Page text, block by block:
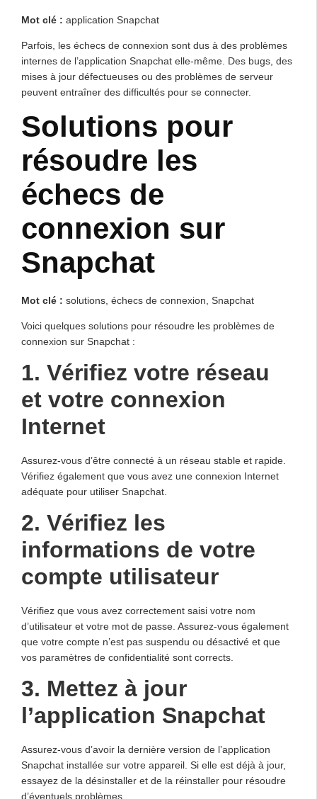
Mot clé : application Snapchat
Parfois, les échecs de connexion sont dus à des problèmes
internes de l’application Snapchat elle-même. Des bugs, des
mises à jour défectueuses ou des problèmes de serveur
peuvent entraîner des difficultés pour se connecter.
Solutions pour
résoudre les
échecs de
connexion sur
Snapchat
Mot clé : solutions, échecs de connexion, Snapchat
Voici quelques solutions pour résoudre les problèmes de
connexion sur Snapchat :
1. Vérifiez votre réseau
et votre connexion
Internet
Assurez-vous d’être connecté à un réseau stable et rapide.
Vérifiez également que vous avez une connexion Internet
adéquate pour utiliser Snapchat.
2. Vérifiez les
informations de votre
compte utilisateur
Vérifiez que vous avez correctement saisi votre nom
d’utilisateur et votre mot de passe. Assurez-vous également
que votre compte n’est pas suspendu ou désactivé et que
vos paramètres de confidentialité sont corrects.
3. Mettez à jour
l’application Snapchat
Assurez-vous d’avoir la dernière version de l’application
Snapchat installée sur votre appareil. Si elle est déjà à jour,
essayez de la désinstaller et de la réinstaller pour résoudre
d’éventuels problèmes.